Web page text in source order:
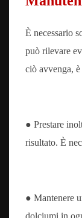
È necessario
può rilevare
ciò avvenga, è
● Prestare
risultato. È
● Mantenere